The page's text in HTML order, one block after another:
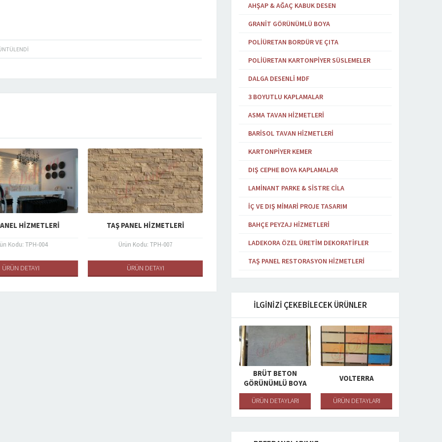
HIZMETLERI
Kodu: TPH-004
ÜRÜN DETAYI
TAŞ PANEL HIZMETLERI
Ürün Kodu: TPH-007
ÜRÜN DETAYI
TAŞ PANEL HIZMETLERI
Ürün Kodu: TPH-020
ÜRÜN DETAYI
Ürün Kodu: TPH-024
AHŞAP & AĞAÇ KABUK DESEN
GRANIT GÖRÜNÜMLÜ BOYA
POLIÜRETAN BORDÜR VE ÇITA
POLIÜRETAN KARTONPIYER SÜSLEMELER
DALGA DESENLI MDF
3 BOYUTLU KAPLAMALAR
ASMA TAVAN HIZMETLERI
BARISOL TAVAN HIZMETLERI
KARTONPIYER KEMER
DIŞ CEPHE BOYA KAPLAMALAR
LAMINANT PARKE & SISTRE CILA
İÇ VE DIŞ MIMARI PROJE TASARIM
BAHÇE PEYZAJ HIZMETLERI
LADEKORA ÖZEL ÜRETIM DEKORATIFLER
TAŞ PANEL RESTORASYON HIZMETLERI
İLGİNİZİ ÇEKEBİLECEK ÜRÜNLER
BRÜT BETON
GÖRÜNÜMLÜ BOYA
ÜRÜN DETAYLARI
VOLTERRA
ÜRÜN DETAYLARI